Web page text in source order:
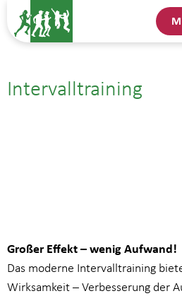
Intervalltraining
Großer Effekt – wenig Aufwand!
Das moderne Intervalltraining
Wirksamkeit – Verbesserung der